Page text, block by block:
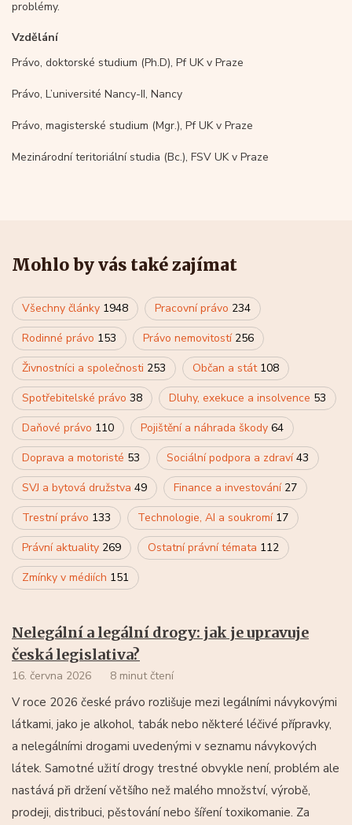
problémy.
Vzdělání
Právo, doktorské studium (Ph.D), Pf UK v Praze
Právo, L’université Nancy-II, Nancy
Právo, magisterské studium (Mgr.), Pf UK v Praze
Mezinárodní teritoriální studia (Bc.), FSV UK v Praze
Mohlo by vás také zajímat
Všechny články 1948 Pracovní právo 234
Rodinné právo 153 Právo nemovitostí 256
Živnostníci a společnosti 253 Občan a stát 108
Spotřebitelské právo 38 Dluhy, exekuce a insolvence 53
Daňové právo 110 Pojištění a náhrada škody 64
Doprava a motoristé 53 Sociální podpora a zdraví43
SVJ a bytová družstva 49 Finance a investování 27
Trestní právo 133 Technologie, AI a soukromí 17
Právní aktuality 269 Ostatní právní témata 112
Zmínky v médiích 151
Nelegální a legální drogy: jak je upravuje
česká legislativa?
16. června 2026 8 minut čtení
V roce 2026 české právo rozlišuje mezi legálními návykovými
látkami, jako je alkohol, tabák nebo některé léčivé přípravky,
a nelegálními drogami uvedenými v seznamu návykových
látek. Samotné užití drogy trestné obvykle není, problém ale
nastává při držení většího než malého množství, výrobě,
prodeji, distribuci, pěstování nebo šíření toxikomanie. Za